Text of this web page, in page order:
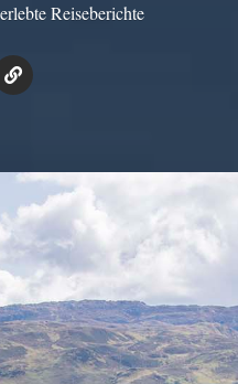
Reiseberichte